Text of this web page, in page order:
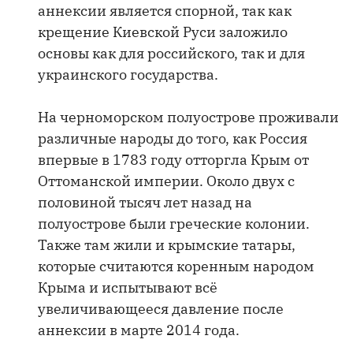
аннексии является спорной, так как
крещение Киевской Руси заложило
основы как для российского, так и для
украинского государства.
На черноморском полуострове проживали
различные народы до того, как Россия
впервые в 1783 году отторгла Крым от
Оттоманской империи. Около двух с
половиной тысяч лет назад на
полуострове были греческие колонии.
Также там жили и крымские татары,
которые считаются коренным народом
Крыма и испытывают всё
увеличивающееся давление после
аннексии в марте 2014 года.